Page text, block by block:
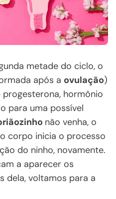
metade do ciclo, o
após a ovulação)
hormônio
para uma possível
não venha, o
corpo inicia o processo
do ninho, novamente.
a aparecer os
dela, voltamos para a